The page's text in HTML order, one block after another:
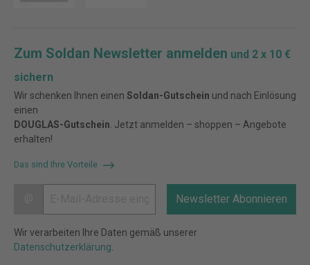
Zum Soldan Newsletter anmelden und 2 x 10 €
sichern
Wir schenken Ihnen einen Soldan-Gutschein und nach Einlösung
einen
DOUGLAS-Gutschein . Jetzt anmelden – shoppen – Angebote
erhalten!
Das sind Ihre Vorteile
Newsletter Abonnieren
Wir verarbeiten Ihre Daten gemäß unserer
Datenschutzerklärung